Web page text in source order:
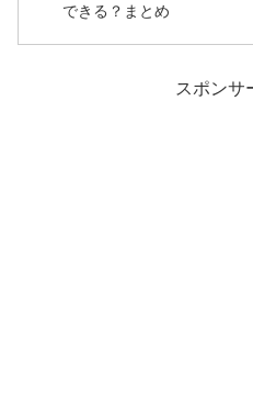
できる？まとめ
スポンサ